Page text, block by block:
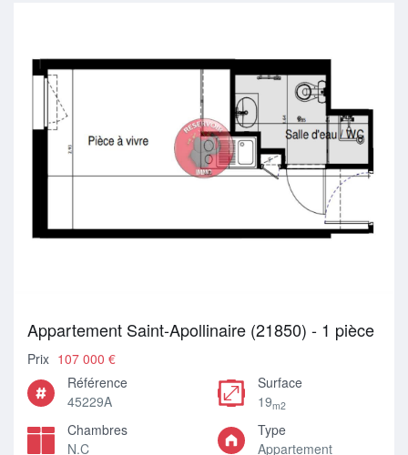
Appartement Saint-Apollinaire (21850) - 1 pièce
Prix 107 000 €
Référence
45229A
Surface
19m2
Chambres
N.C
Type
Appartement